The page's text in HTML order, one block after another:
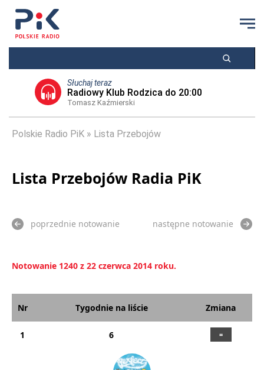
Słuchaj teraz
Radiowy Klub Rodzica do 20:00
Tomasz Kaźmierski
Polskie Radio PiK Lista Przebojów
Lista Przebojów Radia PiK
poprzednie notowanie następne notowanie
Notowanie 1240 z 22 czerwca 2014 roku.
Nr Tygodnie na liście Zmiana
1 6